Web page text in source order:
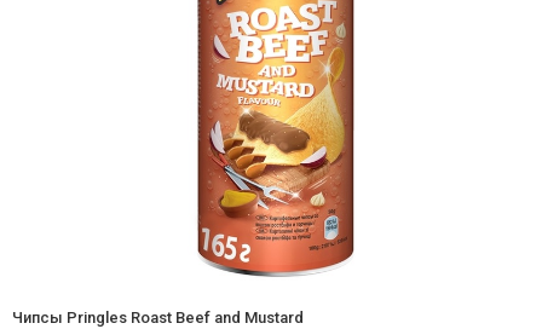
Чипсы Pringles Roast Beef and Mustard